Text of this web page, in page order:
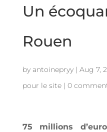
Un
Rouen
by antoinepryy| Aug 7,
pour le site| 0
75 millions